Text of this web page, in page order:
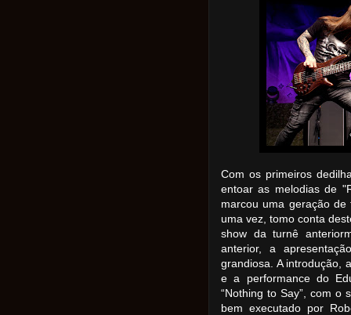
Com os primeiros
entoar as melodias de
marcou uma geração de
uma vez, tomo conta
show da turnê
anterior, a
grandiosa. A introdução,
e a performance do
“Nothing to Say”, com o
bem executado por